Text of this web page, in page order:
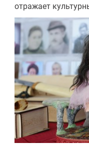
отражает